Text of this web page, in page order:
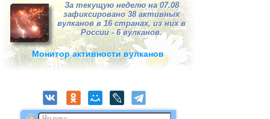
За текущую неделю на 07.08
зафиксировано 38 активных
вулканов в 16 странах, из них в
России - 6 вулканов.
Монитор активности вулканов